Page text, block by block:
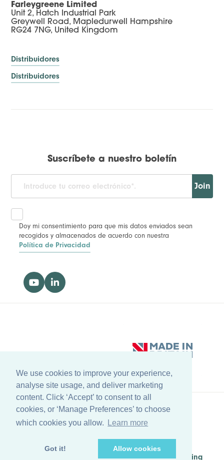
We use cookies to improve your experience,
analyse site usage, and deliver marketing
content. Click ‘Accept’ to consent to all
cookies, or ‘Manage Preferences’ to choose
which cookies you allow.
Learn more
Got it! Allow cookies
Farleygreene Limited
Unit 2, Hatch Industrial Park
Greywell Road, Mapledurwell Hampshire
RG24 7NG, United Kingdom
Distribuidores
Distribuidores
Suscríbete a nuestro boletín
Join
Doy mi consentimiento para que mis datos enviados sean
recogidos y almacenados de acuerdo con nuestra
Política de Privacidad
© Copyright Farleygreene Limited2026
Volver al principio
Managed byWaypoint Digital Marketing